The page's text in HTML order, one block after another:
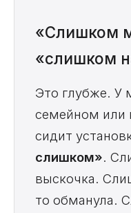
«Слишком
«слишком
Это глубже. У
семейном или
сидит
слишком».
выскочка.
то обманула.